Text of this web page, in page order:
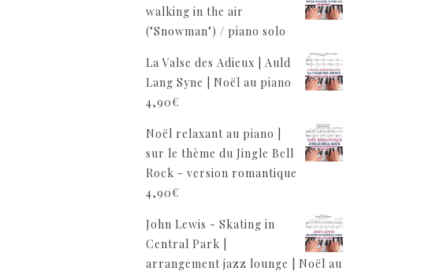
walking in the air
("Snowman") / piano solo
La Valse des Adieux | Auld
Lang Syne | Noël au piano
4,90€
Noël relaxant au piano |
sur le thème du Jingle Bell
Rock - version romantique
4,90€
John Lewis - Skating in
Central Park |
arrangement jazz lounge | Noël au